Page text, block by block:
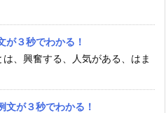
が３秒でわかる！
は、興奮する、人気がある、はま
文が３秒でわかる！